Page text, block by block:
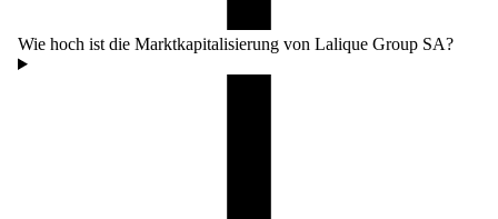
Wie hoch ist die Marktkapitalisierung von Lalique Group SA?